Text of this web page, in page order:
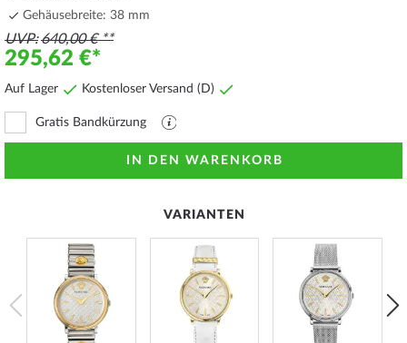
Gehäusebreite: 38 mm
UVP 640,00 €
295,62 €
Auf Lager Kostenloser Versand (D)
Gratis BandkürzungPDF
Datei
mit
Erläuterungen
IN DEN WARENKORB
VARIANTEN